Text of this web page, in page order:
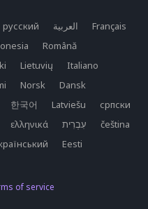
русский العربية
Français
Română
Lietuvių
Italiano
Norsk
Dansk
한국어 Latviešu
српски
ελληνικά
čeština
Eesti
of service